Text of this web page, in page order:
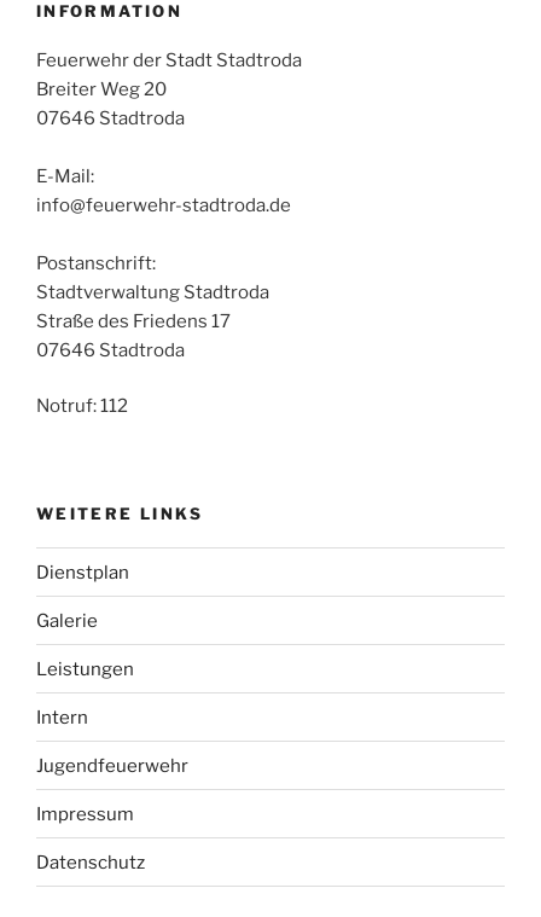
INFORMATION
Feuerwehr der Stadt Stadtroda
Breiter Weg 20
07646 Stadtroda
E-Mail:
info@feuerwehr-stadtroda.de
Postanschrift:
Stadtverwaltung Stadtroda
Straße des Friedens 17
07646 Stadtroda
Notruf: 112
WEITERE LINKS
Dienstplan
Galerie
Leistungen
Intern
Jugendfeuerwehr
Impressum
Datenschutz